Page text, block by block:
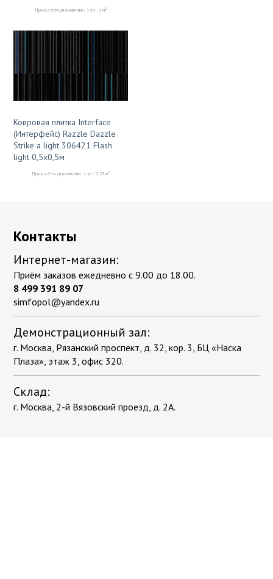
Продаётся упаковками: 1 уп. - 1 м2
Ковровая плитка Interface
(Интерфейс) Razzle Dazzle
Strike a light 306421 Flash
light 0,5x0,5м
Продаётся упаковками: 1 уп. - 2.23 м2
Контакты
Интернет-магазин:
Приём заказов ежедневно с 9.00 до 18.00.
8 499 391 89 07
simfopol@yandex.ru
Демонстрационный зал:
г. Москва, Рязанский проспект, д. 32, кор. 3, БЦ «Наска
Плаза», этаж 3, офис 320.
Склад:
г. Москва, 2-й Вязовский проезд, д. 2А.